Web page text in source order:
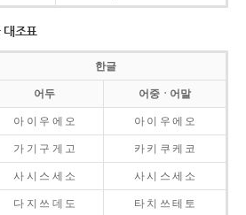
대조표
한글
어두 어중ㆍ어말
아 이 우 에 오 아 이 우 에 오
가 기 구 게 고 카 키 쿠 케 코
사 시 스 세 소 사 시 스 세 소
다 지 쓰 데 도 타 치 쓰 테 토